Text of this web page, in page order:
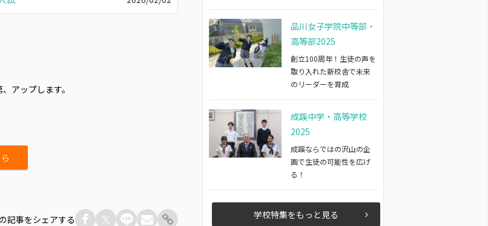
アップします。
記事をシェアする
品川女子学院中等部・
高等部2025
創立100周年！生徒の声を
取り入れた新校舎で未来
のリーダーを育成
成蹊中学・高等学校
2025
成蹊ならではの沢山の企
画で生徒の可能性を広げ
る！
学校特集をもっと見る